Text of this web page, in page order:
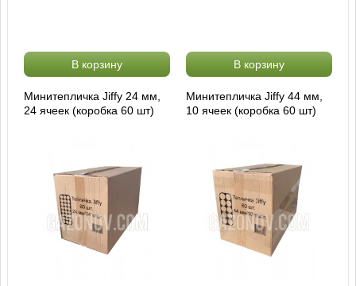
В корзину В корзину
Минитепличка Jiffy 24 мм,
24 ячеек (коробка 60 шт)
Минитепличка Jiffy 44 мм,
10 ячеек (коробка 60 шт)